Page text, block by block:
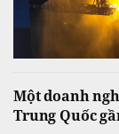
Một doanh
Trung Quốc